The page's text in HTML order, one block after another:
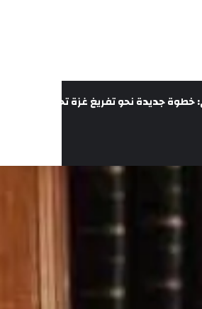
خطوة جديدة نحو تفريغ غزة تحت غطاء